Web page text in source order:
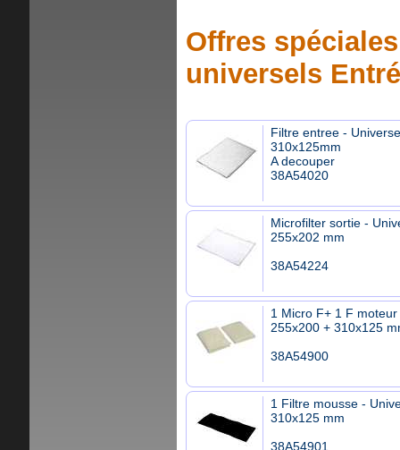
Offres
universels
Filtre entree -
310x125mm
A decouper
38A54020
Microfilter sortie -
255x202 mm
38A54224
1 Micro F+ 1 F
255x200 + 310x125
38A54900
1 Filtre mousse -
310x125 mm
38A54901